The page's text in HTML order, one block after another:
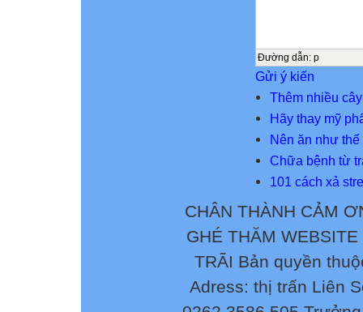
Đường dẫn: p
Gửi ý kiến
Thêm nhiều
Hãy thay mỹ
Nên ăn như thế
Chữa bệnh từ
101 cách xả
CHÂN THÀNH CẢM
GHÉ THĂM
TRÃI Bản quyền
Adress: thị trấn Liên